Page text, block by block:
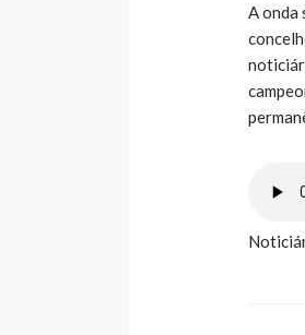
A onda